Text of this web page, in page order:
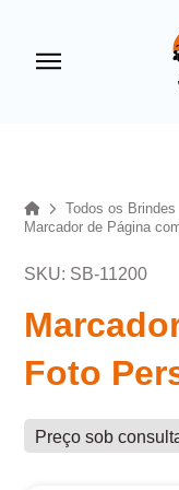
HomeTodos os Brindes
Marcador de Página
SKU: SB-11200
Foto
Preço sob